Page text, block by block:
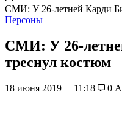
СМИ: У 26-летней Карди
Персоны
СМИ: У 26-
треснул костюм
18 июня 2019 11:18 0